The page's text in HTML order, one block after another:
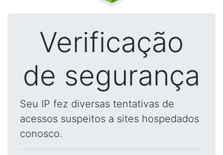
Verificação
de segurança
Seu IP fez diversas tentativas de
acessos suspeitos a sites hospedados
conosco.